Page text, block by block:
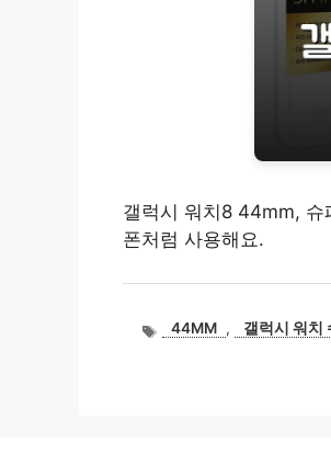
갤럭시 워치8 44mm, 슈
폰처럼 사용해요.
태44MM , 갤럭시 워치